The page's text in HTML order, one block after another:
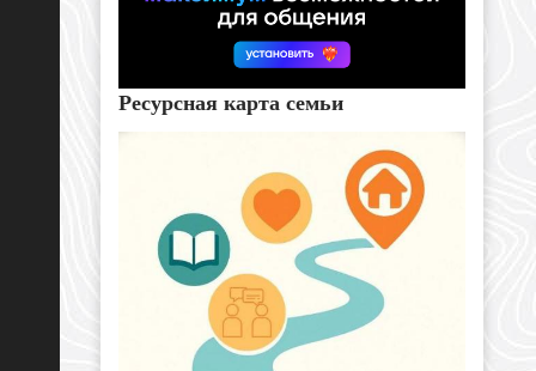
Ресурсная карта семьи